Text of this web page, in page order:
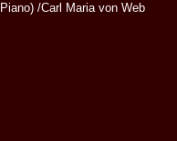
/Carl Maria von Web